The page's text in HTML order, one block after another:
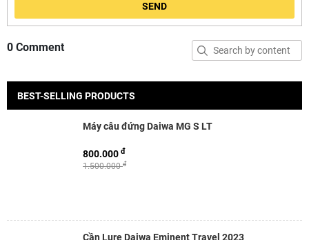
SEND
0 Comment
BEST-SELLING PRODUCTS
Máy câu đứng Daiwa MG S LT
1.500.000đ
800.000 đ
Cần Lure Daiwa Eminent Travel 2023